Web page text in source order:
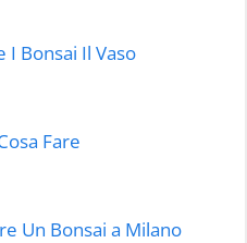
I Bonsai Il Vaso
Fare
Un Bonsai a Milano